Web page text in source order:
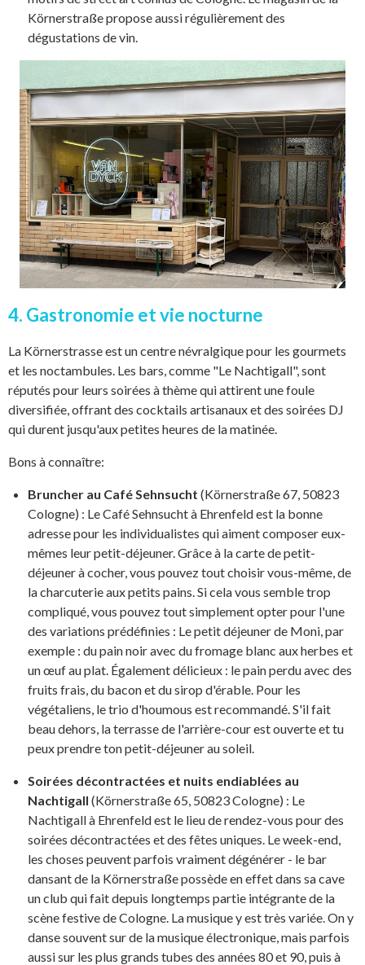
Körnerstraße propose aussi régulièrement des
dégustations de vin.
4. Gastronomie et vie nocturne
La Körnerstrasse est un centre névralgique pour les gourmets
et les noctambules. Les bars, comme "Le Nachtigall", sont
réputés pour leurs soirées à thème qui attirent une foule
diversifiée, offrant des cocktails artisanaux et des soirées DJ
qui durent jusqu'aux petites heures de la matinée.
Bons à connaître:
Bruncher au Café Sehnsucht (Körnerstraße 67, 50823
Cologne) : Le Café Sehnsucht à Ehrenfeld est la bonne
adresse pour les individualistes qui aiment composer eux-
mêmes leur petit-déjeuner. Grâce à la carte de petit-
déjeuner à cocher, vous pouvez tout choisir vous-même, de
la charcuterie aux petits pains. Si cela vous semble trop
compliqué, vous pouvez tout simplement opter pour l'une
des variations prédéfinies : Le petit déjeuner de Moni, par
exemple : du pain noir avec du fromage blanc aux herbes et
un œuf au plat. Également délicieux : le pain perdu avec des
fruits frais, du bacon et du sirop d'érable. Pour les
végétaliens, le trio d'houmous est recommandé. S'il fait
beau dehors, la terrasse de l'arrière-cour est ouverte et tu
peux prendre ton petit-déjeuner au soleil.
Soirées décontractées et nuits endiablées au
Nachtigall (Körnerstraße 65, 50823 Cologne) : Le
Nachtigall à Ehrenfeld est le lieu de rendez-vous pour des
soirées décontractées et des fêtes uniques. Le week-end,
les choses peuvent parfois vraiment dégénérer - le bar
dansant de la Körnerstraße possède en effet dans sa cave
un club qui fait depuis longtemps partie intégrante de la
scène festive de Cologne. La musique y est très variée. On y
danse souvent sur de la musique électronique, mais parfois
aussi sur les plus grands tubes des années 80 et 90, puis à